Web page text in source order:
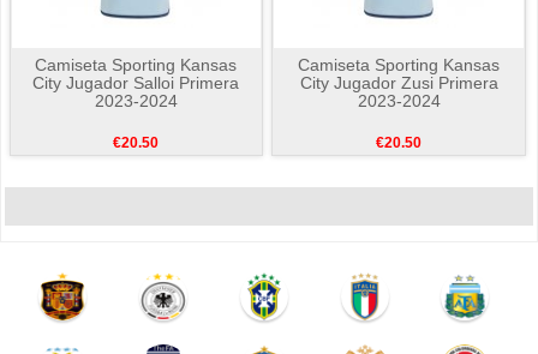
Camiseta Sporting Kansas
City Jugador Salloi Primera
2023-2024
€20.50
Camiseta Sporting Kansas
City Jugador Zusi Primera
2023-2024
€20.50